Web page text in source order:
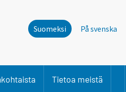
Suomeksi På svenska
Tietoa meistä